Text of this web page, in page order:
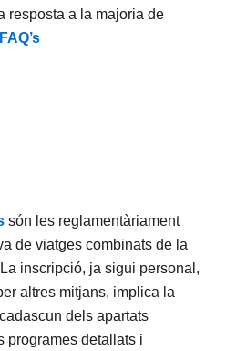
resposta a la majoria de
FAQ’s
són les reglamentàriament
de viatges combinats de la
inscripció, ja sigui personal,
altres mitjans, implica la
dels apartats
programes detallats i